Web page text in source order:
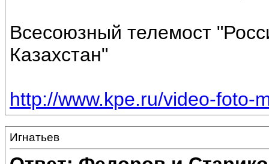
Всесоюзный телемост
Казахстан"
http://www.kpe.ru/video-foto-
Игнатьев